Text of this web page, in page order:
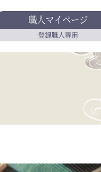
職人マイページ
登録職人専用